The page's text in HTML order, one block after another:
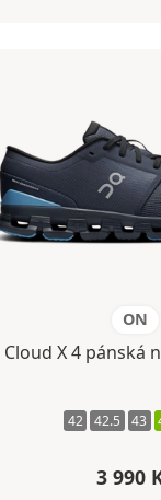
ON
Cloud X 4 pánská
42 42.5 43
3 990